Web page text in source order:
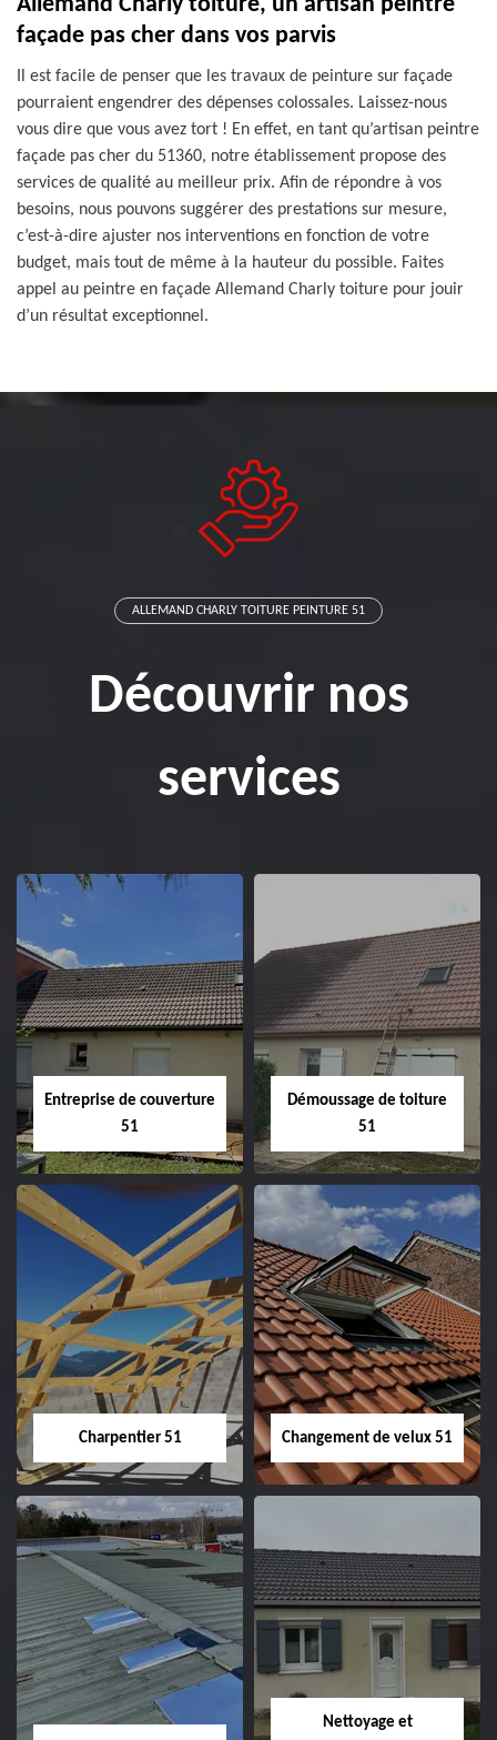
façade pas cher dans vos parvis
Il est facile de penser que les travaux de peinture sur façade
pourraient engendrer des dépenses colossales. Laissez-nous
vous dire que vous avez tort ! En effet, en tant qu’artisan peintre
façade pas cher du 51360, notre établissement propose des
services de qualité au meilleur prix. Afin de répondre à vos
besoins, nous pouvons suggérer des prestations sur mesure,
c’est-à-dire ajuster nos interventions en fonction de votre
budget, mais tout de même à la hauteur du possible. Faites
appel au peintre en façade Allemand Charly toiture pour jouir
d’un résultat exceptionnel.
ALLEMAND CHARLY TOITURE PEINTURE 51
Découvrir nos
services
Entreprise de couverture
51
Entreprise de
couverture 51
Démoussage de toiture
51
Démoussage de
toiture 51
Charpentier 51
Charpentier 51
Changement de velux 51
Changement de
velux 51
Nettoyage et